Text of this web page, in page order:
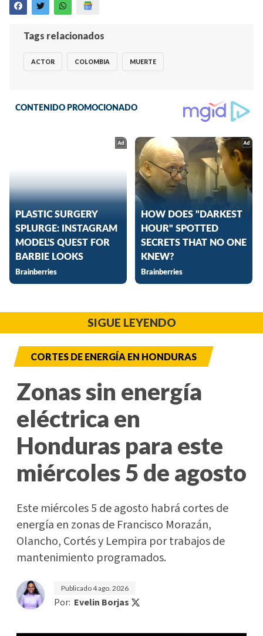
Tags relacionados
ACTOR COLOMBIA MUERTE
SIGUE LEYENDO
CORTES DE ENERGÍA EN HONDURAS
Zonas sin energía
eléctrica en
Honduras para este
miércoles 5 de agosto
Este miércoles 5 de agosto habrá cortes de
energía en zonas de Francisco Morazán,
Olancho, Cortés y Lempira por trabajos de
mantenimiento programados.
Publicado4 ago. 2026
Por: Evelin Borjas